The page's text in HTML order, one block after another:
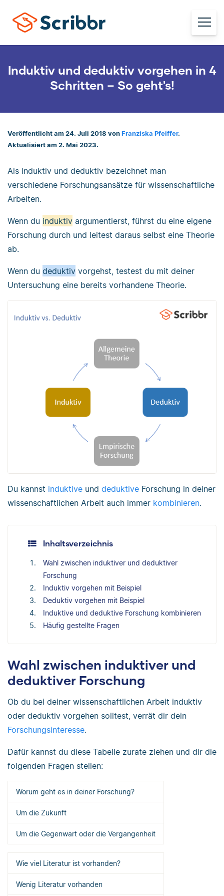
Induktiv und deduktiv vorgehen in 4
Schritten – So geht's!
Veröffentlicht am 24. Juli 2018 von Franziska Pfeiffer.
Aktualisiert am 2. Mai 2023.
Als induktiv und deduktiv bezeichnet man
verschiedene Forschungsansätze für wissenschaftliche
Arbeiten.
Wenn du induktiv argumentierst, führst du eine eigene
Forschung durch und leitest daraus selbst eine Theorie
ab.
Wenn du deduktiv vorgehst, testest du mit deiner
Untersuchung eine bereits vorhandene Theorie.
Du kannst induktive und deduktive Forschung in deiner
wissenschaftlichen Arbeit auch immer kombinieren.
Inhaltsverzeichnis
Wahl zwischen induktiver und deduktiver
Forschung
Induktiv vorgehen mit Beispiel
Deduktiv vorgehen mit Beispiel
Induktive und deduktive Forschung kombinieren
Häufig gestellte Fragen
Wahl zwischen induktiver und
deduktiver Forschung
Ob du bei deiner wissenschaftlichen Arbeit induktiv
oder deduktiv vorgehen solltest, verrät dir dein
Forschungsinteresse.
Dafür kannst du diese Tabelle zurate ziehen und dir die
folgenden Fragen stellen:
Worum geht es in deiner Forschung?
Um die Zukunft
Um die Gegenwart oder die Vergangenheit
Wie viel Literatur ist vorhanden?
Wenig Literatur vorhanden